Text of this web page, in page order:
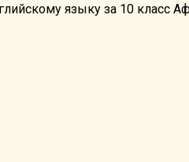
языку за 10